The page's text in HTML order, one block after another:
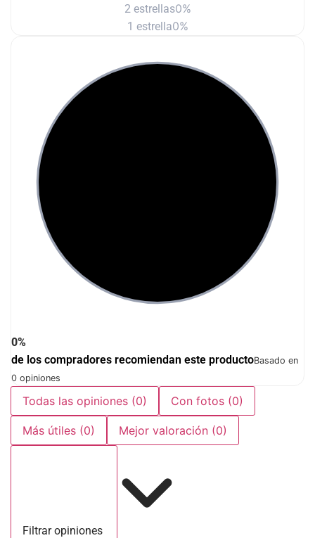
2 estrellas0%
1 estrella0%
0%
de los compradores recomiendan este productoBasado en
0 opiniones
Todas las opiniones (0) Con fotos (0)
Más útiles (0) Mejor valoración (0)
Filtrar opiniones